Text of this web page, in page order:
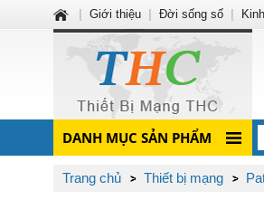
DANH MỤC SẢN PHẨM
Trang chủ Thiết bị mạng
Giới thiệu Đời sống số